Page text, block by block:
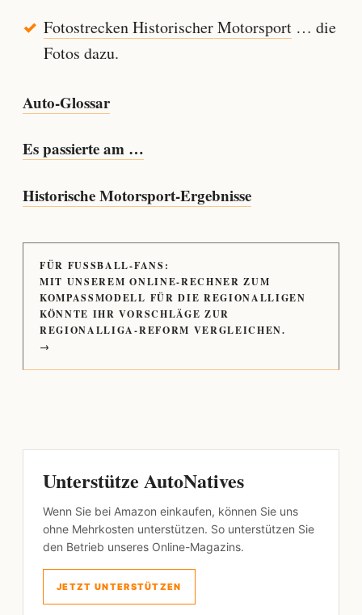
Fotostrecken Historischer Motorsport… die
Fotos dazu.
Auto-Glossar
Es passierte am …
Historische Motorsport-Ergebnisse
FÜR FUSSBALL-FANS:
MIT UNSEREM ONLINE-RECHNER ZUM
KOMPASSMODELL FÜR DIE REGIONALLIGEN
KÖNNTE IHR VORSCHLÄGE ZUR
REGIONALLIGA-REFORM VERGLEICHEN.
→
Unterstütze AutoNatives
Wenn Sie bei Amazon einkaufen, können Sie uns
ohne Mehrkosten unterstützen. So unterstützen Sie
den Betrieb unseres Online-Magazins.
JETZT UNTERSTÜTZEN